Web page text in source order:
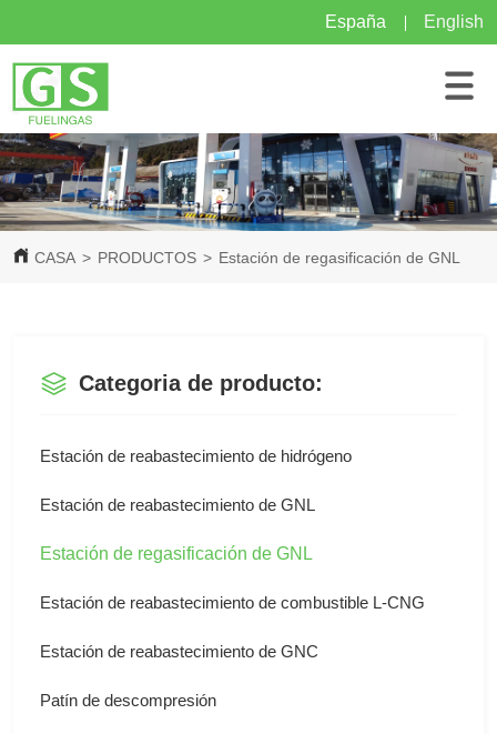
España English
CASA > PRODUCTOS > Estación de regasificación de GNL
Categoria de producto:
Estación de reabastecimiento de hidrógeno
Estación de reabastecimiento de GNL
Estación de regasificación de GNL
Estación de reabastecimiento de combustible L-CNG
Estación de reabastecimiento de GNC
Patín de descompresión